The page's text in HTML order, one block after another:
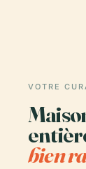
VOTRE
bien